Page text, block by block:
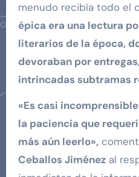
menudo recibía todo el
épica era una lectura
literarios de la época,
devoraban por
intrincadas subtramas
«Es casi
la paciencia que
más aún leerlo»,
Ceballos Jiménezal